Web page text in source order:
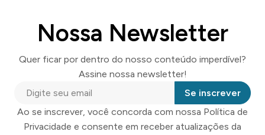
Nossa Newsletter
Quer ficar por dentro do nosso conteúdo imperdível?
Assine nossa newsletter!
Se inscrever
Ao se inscrever, você concorda com nossa Política de
Privacidade e consente em receber atualizações da